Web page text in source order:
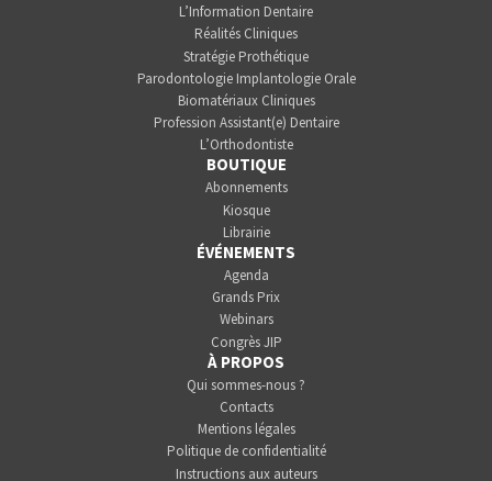
L’Information Dentaire
Réalités Cliniques
Stratégie Prothétique
Parodontologie Implantologie Orale
Biomatériaux Cliniques
Profession Assistant(e) Dentaire
L’Orthodontiste
BOUTIQUE
Abonnements
Kiosque
Librairie
ÉVÉNEMENTS
Agenda
Grands Prix
Webinars
Congrès JIP
À PROPOS
Qui sommes-nous ?
Contacts
Mentions légales
Politique de confidentialité
Instructions aux auteurs